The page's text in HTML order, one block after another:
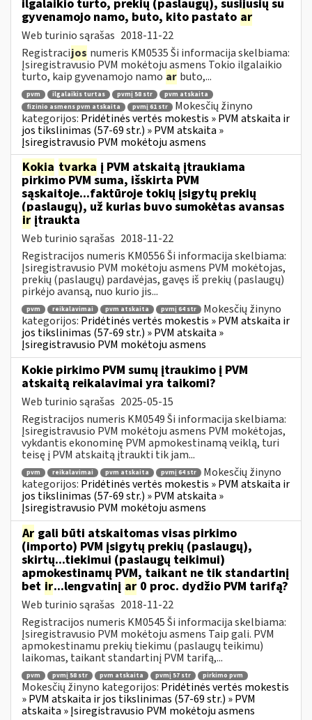
ilgalaikio turto, prekių (paslaugų), susijusių su
gyvenamojo namo, buto, kito pastato ar
Web turinio sąrašas 2018-11-22
Registracijos numeris KM0535 Ši informacija skelbiama:
Įsiregistravusio PVM mokėtoju asmens Tokio ilgalaikio
turto, kaip gyvenamojo namo ar buto,...
pvm ilgalaikis turtas pvmį 58 str
pvm atskaita
fizinio asmens pvm atskaita
pvmį 61 str
Mokesčių žinyno
kategorijos: Pridėtinės vertės mokestis » PVM atskaita ir
jos tikslinimas (57-69 str.) » PVM atskaita »
Įsiregistravusio PVM mokėtoju asmens
Kokia tvarka į PVM atskaitą įtraukiama
pirkimo PVM suma, išskirta PVM
sąskaitoje...faktūroje tokių įsigytų prekių
(paslaugų), už kurias buvo sumokėtas avansas
ir įtraukta
Web turinio sąrašas 2018-11-22
Registracijos numeris KM0556 Ši informacija skelbiama:
Įsiregistravusio PVM mokėtoju asmens PVM mokėtojas,
prekių (paslaugų) pardavėjas, gavęs iš prekių (paslaugų)
pirkėjo avansą, nuo kurio jis...
pvm reikalavimai pvm atskaita pvmį 64 str
Mokesčių žinyno
kategorijos: Pridėtinės vertės mokestis » PVM atskaita ir
jos tikslinimas (57-69 str.) » PVM atskaita »
Įsiregistravusio PVM mokėtoju asmens
Kokie pirkimo PVM sumų įtraukimo į PVM
atskaitą reikalavimai yra taikomi?
Web turinio sąrašas 2025-05-15
Registracijos numeris KM0549 Ši informacija skelbiama:
Įsiregistravusio PVM mokėtoju asmens PVM mokėtojas,
vykdantis ekonominę PVM apmokestinamą veiklą, turi
teisę į PVM atskaitą įtraukti tik jam...
pvm reikalavimai pvm atskaita pvmį 64 str
Mokesčių žinyno
kategorijos: Pridėtinės vertės mokestis » PVM atskaita ir
jos tikslinimas (57-69 str.) » PVM atskaita »
Įsiregistravusio PVM mokėtoju asmens
Ar gali būti atskaitomas visas pirkimo
(importo) PVM įsigytų prekių (paslaugų),
skirtų...tiekimui (paslaugų teikimui)
apmokestinamų PVM, taikant ne tik standartinį
bet ir...lengvatinį ar 0 proc. dydžio PVM tarifą?
Web turinio sąrašas 2018-11-22
Registracijos numeris KM0545 Ši informacija skelbiama:
Įsiregistravusio PVM mokėtoju asmens Taip gali. PVM
apmokestinamu prekių tiekimu (paslaugų teikimu)
laikomas, taikant standartinį PVM tarifą,...
pvm pvmį 58 str pvm atskaita pvmį 57 str pirkimo pvm
Mokesčių žinyno kategorijos: Pridėtinės vertės mokestis
» PVM atskaita ir jos tikslinimas (57-69 str.) » PVM
atskaita » Įsiregistravusio PVM mokėtoju asmens